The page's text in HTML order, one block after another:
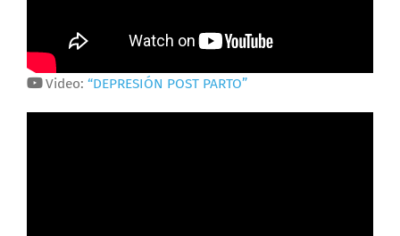
Video: “DEPRESIÓN POST PARTO”